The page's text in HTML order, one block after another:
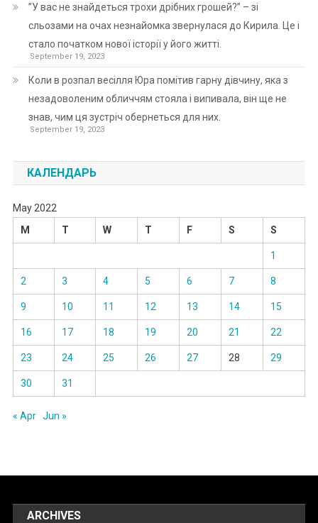
”У вас не знайдеться трохи дрібних грошей?” – зі
сльозами на очах незнайомка звернулася до Кирила. Це і
стало початком нової історії у його житті.
September 19, 2023
Коли в розпал весілля Юра помітив гарну дівчину, яка з
незадоволеним обличчям стояла і випивала, він ще не
знав, чим ця зустріч обернеться для них.
September 19, 2023
КАЛЕНДАРЬ
May 2022
M
T W T F S S
1
2 3 4 5 6 7 8
9 10 11 12 13 14 15
16 17 18 19 20 21 22
23 24 25 26 27 28 29
30 31
« Apr Jun »
ARCHIVES